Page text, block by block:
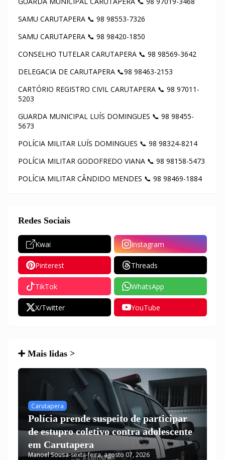
SAMU CARUTAPERA 📞 98 98553-7326
SAMU CARUTAPERA 📞 98 98420-1850
CONSELHO TUTELAR CARUTAPERA 📞 98 98569-3642
DELEGACIA DE CARUTAPERA 📞98 98463-2153
CARTÓRIO REGISTRO CIVIL CARUTAPERA 📞 98 97011-
5203
GUARDA MUNICIPAL LUÍS DOMINGUES 📞 98 98455-
5673
POLÍCIA MILITAR LUÍS DOMINGUES 📞 98 98324-8214
POLÍCIA MILITAR GODOFREDO VIANA 📞 98 98158-5473
POLÍCIA MILITAR CÂNDIDO MENDES 📞 98 98469-1884
Redes Sociais
Kwai Instagram
Pinterest Threads
TikTok WhatsApp
X/Twitter YouTube
➕ Mais lidas >
Carutapera
Polícia prende suspeito de participar
de estupro coletivo contra adolescente
em Carutapera
Manoel Sousa-sexta-feira, agosto 07, 2026